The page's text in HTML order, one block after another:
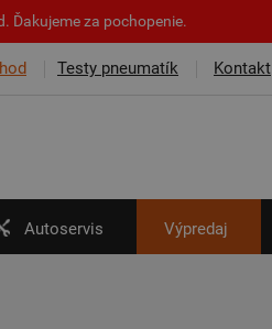
Ďakujeme za pochopenie.
Testy pneumatík Kontakt
Autoservis Výpredaj